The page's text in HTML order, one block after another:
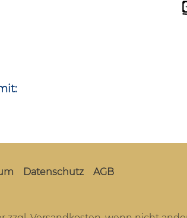
Datenschutz AGB